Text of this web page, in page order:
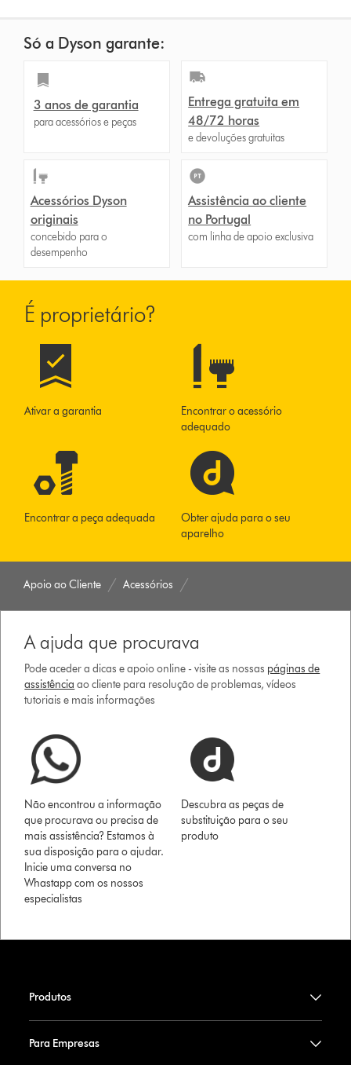
Só a Dyson garante:
3 anos de garantia
para acessórios e peças
Entrega gratuita em
48/72 horas
e devoluções gratuitas
Acessórios Dyson
originais
concebido para o
desempenho
Assistência ao cliente
no Portugal
com linha de apoio exclusiva
É proprietário?
Ativar a garantia
Encontrar o acessório
adequado
Encontrar a peça adequada
Obter ajuda para o seu
aparelho
Apoio ao Cliente Acessórios
A ajuda que procurava
Pode aceder a dicas e apoio online - visite as nossas páginas de
assistência ao cliente para resolução de problemas, vídeos
tutoriais e mais informações
Não encontrou a informação
que procurava ou precisa de
mais assistência? Estamos à
sua disposição para o ajudar.
Inicie uma conversa no
Whastapp com os nossos
especialistas
Descubra as peças de
substituição para o seu
produto
Produtos
Para Empresas